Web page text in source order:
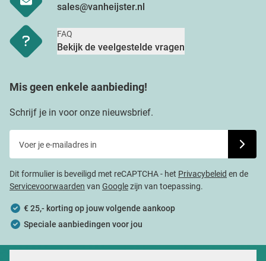
sales@vanheijster.nl
FAQ
Bekijk de veelgestelde vragen
Mis geen enkele aanbieding!
Schrijf je in voor onze nieuwsbrief.
Dit formulier is beveiligd met reCAPTCHA - het Privacybeleid en de
Servicevoorwaarden van Googlezijn van toepassing.
€ 25,- korting op jouw volgende aankoop
Speciale aanbiedingen voor jou